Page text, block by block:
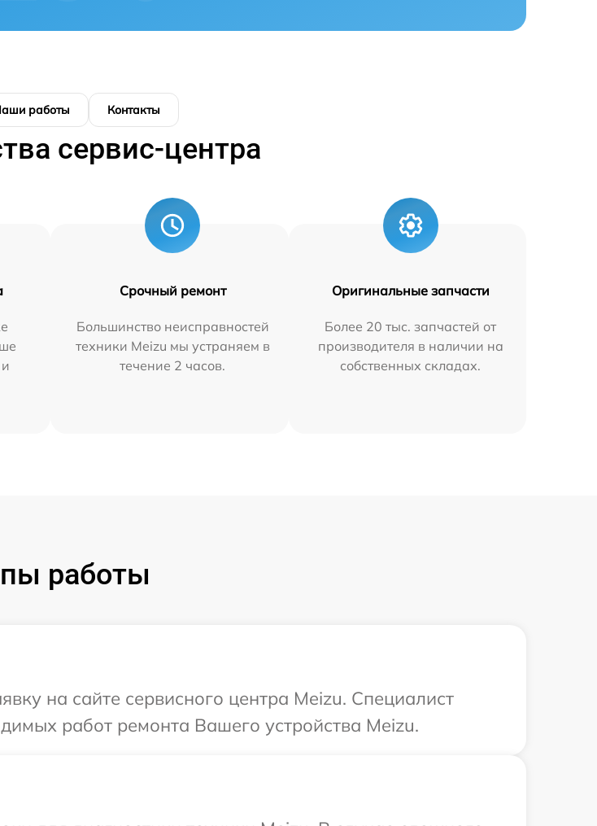
работы Контакты
сервис-центра
Срочный ремонт
Большинство неисправностей
техники Meizu мы устраняем в
течение 2 часов.
Оригинальные запчасти
Более 20 тыс. запчастей от
производителя в наличии на
собственных складах.
работы
на сайте сервисного центра Meizu. Специалист
работ ремонта Вашего устройства Meizu.